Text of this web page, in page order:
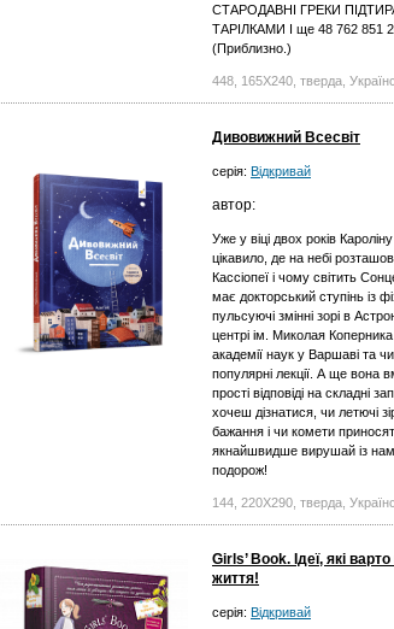
СТАРОДАВНІ ГРЕКИ
ТАРІЛКАМИ І ще 48 762 851
(Приблизно.)
448, 165X240, тверда,
Дивовижний Всесвіт
серія: Відкривай
автор:
Уже у віці двох років
цікавило, де на небі
Кассіопеї і чому світить
має докторський ступінь із
пульсуючі змінні зорі в
центрі ім. Миколая
академії наук у Варшаві та
популярні лекції. А ще вона
прості відповіді на складні
хочеш дізнатися, чи летючі
бажання і чи комети
якнайшвидше вирушай із
подорож!
144, 220X290, тверда,
Girls’ Book. Ідеї, які
життя!
серія: Відкривай